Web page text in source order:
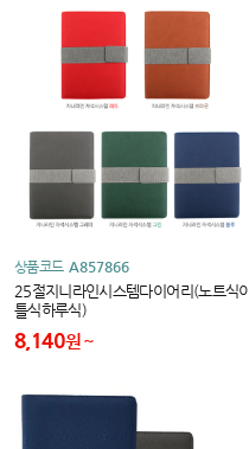
상품코드 A857866
25절지니라인시스템다이어리(노트식이
틀식하루식)
8,140원